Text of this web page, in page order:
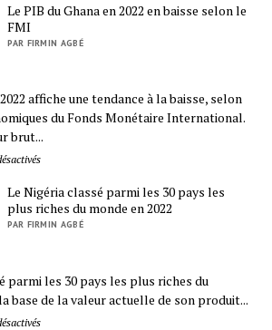
Le PIB du Ghana en 2022 en baisse selon le
FMI
PAR FIRMIN AGBÉ
affiche une tendance à la baisse, selon
du Fonds Monétaire International.
brut...
Le Nigéria classé parmi les 30 pays les
plus riches du monde en 2022
PAR FIRMIN AGBÉ
parmi les 30 pays les plus riches du
base de la valeur actuelle de son produit...